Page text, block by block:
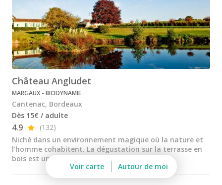
Château de Sales
Château du Taillan
Château Ferrière
Château Fombrauge
Château Guadet
Château Haut Bailly
Château Kirwan
Château Lafaurie Peyraguey
Château Lagrange
Château Latour Martillac
Château Angludet
MARGAUX - BIODYNAMIE
Cantenac, Bordeaux
Dès 15€ / adulte
4.9
(132)
Niché dans un environnement magique où la nature et
l’homme cohabitent. La dégustation sur la terrasse en
bois est un instant hors du temps
Voir carte
Autour de moi